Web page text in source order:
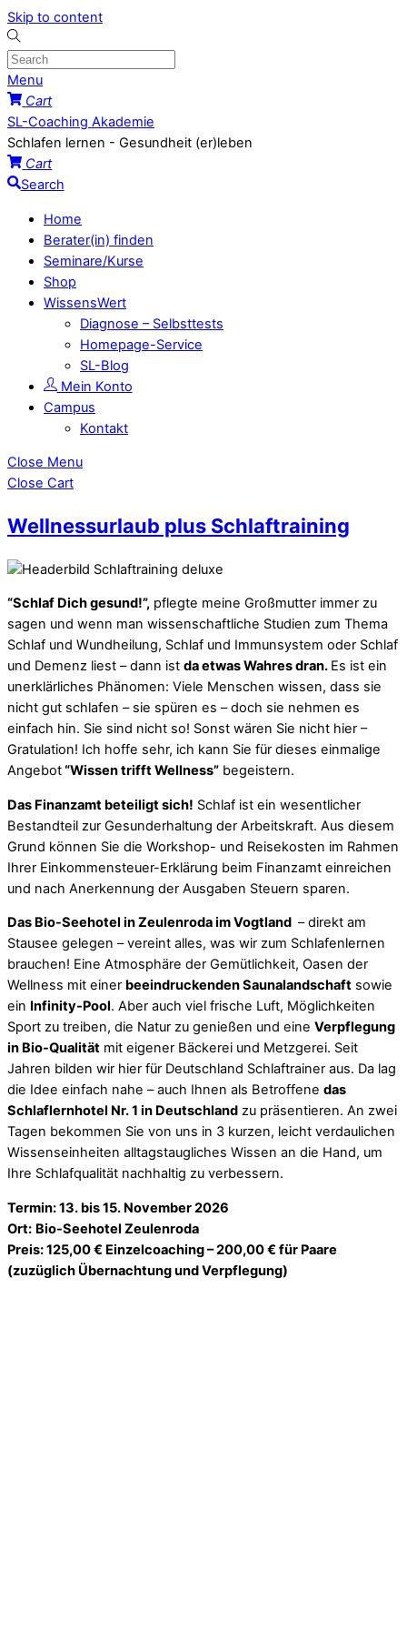
Skip to content
Menu
Cart
SL-Coaching Akademie
Schlafen lernen - Gesundheit (er)leben
Cart
Search
Home
Berater(in) finden
Seminare/Kurse
Shop
WissensWert
Diagnose – Selbsttests
Homepage-Service
SL-Blog
Mein Konto
Campus
Kontakt
Close Menu
Close Cart
Wellnessurlaub plus Schlaftraining
“Schlaf Dich gesund!”, pflegte meine Großmutter immer zu
sagen und wenn man wissenschaftliche Studien zum Thema
Schlaf und Wundheilung, Schlaf und Immunsystem oder Schlaf
und Demenz liest – dann ist da etwas Wahres dran. Es ist ein
unerklärliches Phänomen: Viele Menschen wissen, dass sie
nicht gut schlafen – sie spüren es – doch sie nehmen es
einfach hin. Sie sind nicht so! Sonst wären Sie nicht hier –
Gratulation! Ich hoffe sehr, ich kann Sie für dieses einmalige
Angebot“Wissen trifft Wellness” begeistern.
Das Finanzamt beteiligt sich! Schlaf ist ein wesentlicher
Bestandteil zur Gesunderhaltung der Arbeitskraft. Aus diesem
Grund können Sie die Workshop- und Reisekosten im Rahmen
Ihrer Einkommensteuer-Erklärung beim Finanzamt einreichen
und nach Anerkennung der Ausgaben Steuern sparen.
Das Bio-Seehotel in Zeulenroda im Vogtland – direkt am
Stausee gelegen – vereint alles, was wir zum Schlafenlernen
brauchen! Eine Atmosphäre der Gemütlichkeit, Oasen der
Wellness mit einer beeindruckenden Saunalandschaft sowie
ein Infinity-Pool. Aber auch viel frische Luft, Möglichkeiten
Sport zu treiben, die Natur zu genießen und eine Verpflegung
in Bio-Qualität mit eigener Bäckerei und Metzgerei. Seit
Jahren bilden wir hier für Deutschland Schlaftrainer aus. Da lag
die Idee einfach nahe – auch Ihnen als Betroffene das
Schlaflernhotel Nr. 1 in Deutschland zu präsentieren. An zwei
Tagen bekommen Sie von uns in 3 kurzen, leicht verdaulichen
Wissenseinheiten alltagstaugliches Wissen an die Hand, um
Ihre Schlafqualität nachhaltig zu verbessern.
Termin: 13. bis 15. November 2026
Ort: Bio-Seehotel Zeulenroda
Preis: 125,00 € Einzelcoaching – 200,00 € für Paare
(zuzüglich Übernachtung und Verpflegung)